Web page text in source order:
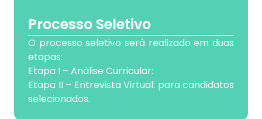
Processo Seletivo
O processo seletivo será realizado em duas
etapas:
Etapa I – Análise Curricular:
Etapa II – Entrevista Virtual: para candidatos
selecionados.